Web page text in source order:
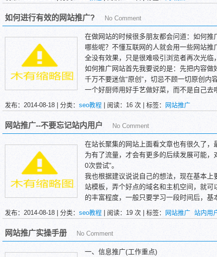
点被大的ISP禁止，减少你的访问量。
如何进行有效的网站推广? No Comment
在做网站的时候很多朋友都会问道：如何
哪些呢？不懂互联网的人就会用一些网站
全没有效果，只是很难吸引浏览者再次光
如何推广网站首先我要说的是：先把内容
千万不要迷信“原创”，切忌不顾一切原创内
一个好厨师用好手艺做好菜，而不是自己
具有足够吸引力的鲜明主题。事实上，这就
发布：2014-08-18 | 分类： seo教程 | 阅读： 16 次 | 标签： 网站推广
网站推广--不要忘记站内用户 No Comment
在站长聚集的网站上面看文章也有很久了
为有了流量，才会有更多的后续发展可能
0次尝试”。
我也根据建议说说自己的想法，现在基本
站模板，弄个好点的域名和主机空间，就
的丰富程度，一般只要学习一段时间后，
站了。
我认为网站的推广基本分为两种，潜在用户
一、所谓潜在用户的的推广大家都知道，
过一系列手段针对潜在用户进行诉求，以
的。我们做的推广基本上都是对外推广，基
发布：2014-08-18 | 分类： seo教程 | 阅读： 19 次 | 标签： 网站推广 站内用
网站推广实操手册 No Comment
一、信息推广(工作重点)